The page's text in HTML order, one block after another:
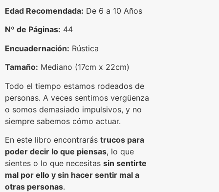
Edad Recomendada: De 6 a 10 Años
Nº de Páginas: 44
Encuadernación: Rústica
Tamaño: Mediano (17cm x 22cm)
Todo el tiempo estamos rodeados de
personas. A veces sentimos vergüenza
o somos demasiado impulsivos, y no
siempre sabemos cómo actuar.
En este libro encontrarás trucos para
poder decir lo que piensas, lo que
sientes o lo que necesitas sin sentirte
mal por ello y sin hacer sentir mal a
otras personas.